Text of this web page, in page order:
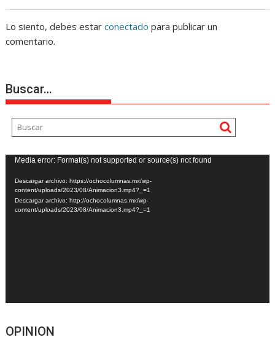
Lo siento, debes estarconectado para publicar un
comentario.
Buscar…
Reproductor
de
vídeo
Media error: Format(s) not supported or source(s) not found
Descargar archivo: https://ochocolumnas.mx/wp-
content/uploads/2023/08/Animacion3.mp4?_=1
Descargar archivo: http://ochocolumnas.mx/wp-
content/uploads/2023/08/Animacion3.mp4?_=1
OPINION